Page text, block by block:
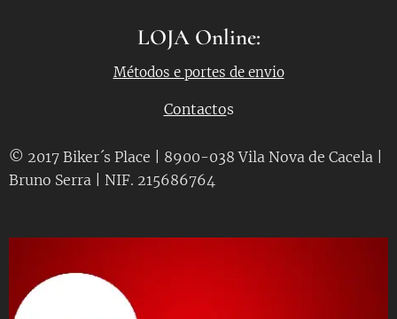
LOJA Online:
Métodos e portes de envio
Contactos
© 2017 Biker´s Place | 8900-038 Vila Nova de Cacela |
Bruno Serra | NIF. 215686764